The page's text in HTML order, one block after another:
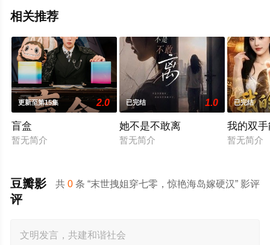
相关推荐
更新至第15集 2.0
盲盒
暂无简介
已完结 1.0
她不是不敢离
暂无简介
已完结
我的双
暂无简介
共0 条 “末世拽姐穿七零，惊艳海岛嫁硬汉” 影评
豆瓣影
评